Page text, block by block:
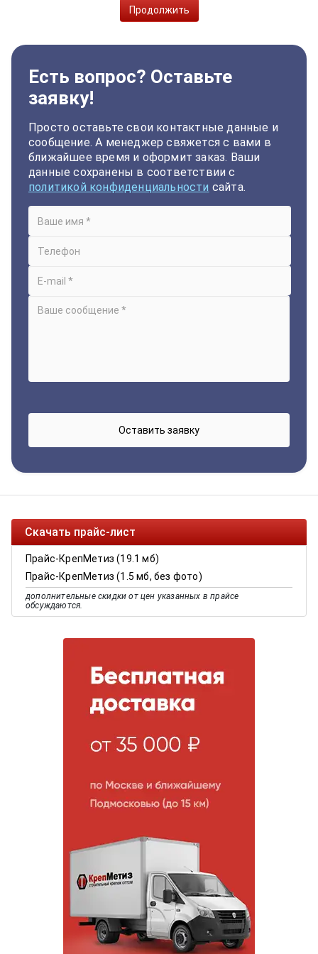
Продолжить
Есть вопрос? Оставьте
заявку!
Просто оставьте свои контактные данные и
сообщение. А менеджер свяжется с вами в
ближайшее время и оформит заказ. Ваши
данные сохранены в соответствии с
политикой конфиденциальности сайта.
Скачать прайс-лист
Прайс-КрепМетиз (19.1 мб)
Прайс-КрепМетиз (1.5 мб, без фото)
дополнительные скидки от цен указанных в прайсе
обсуждаются.